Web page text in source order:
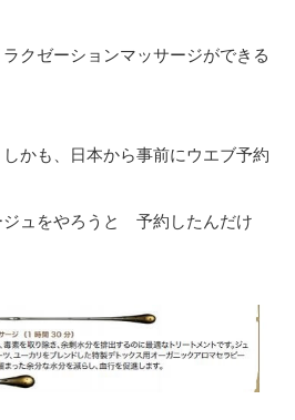
クゼーションマッサージができる
かも、日本から事前にウエブ予約
ュをやろうと 予約したんだけ